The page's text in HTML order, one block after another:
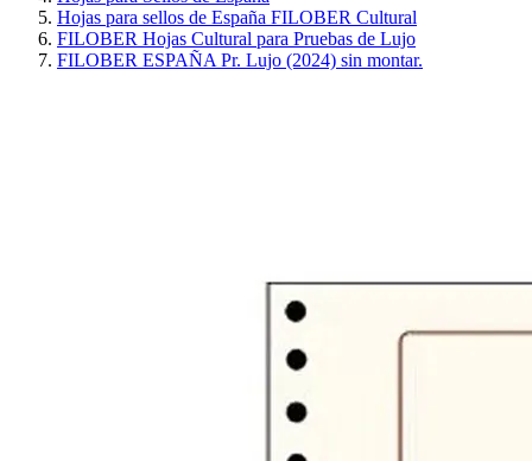
Hojas para sellos de España FILOBER Cultural
FILOBER Hojas Cultural para Pruebas de Lujo
FILOBER ESPAÑA Pr. Lujo (2024) sin montar.